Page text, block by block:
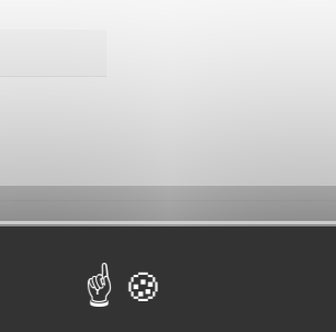
par département :